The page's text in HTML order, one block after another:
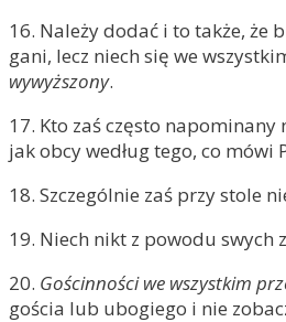
16. Należy dodać i to także,
gani, lecz niech się we
wywyższony.
17. Kto zaś często
jak obcy według tego, co mówi
18. Szczególnie zaś przy stole
19. Niech nikt z powodu swych
20. Gościnności we wszystkim
gościa lub ubogiego i nie